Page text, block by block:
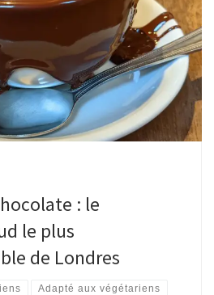
: le
le plus
de Londres
Adapté aux végétariens